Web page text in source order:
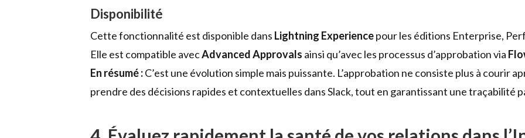
Disponibilité
Cette fonctionnalité est disponible dans Lightning Experiencepour les éditions Enterprise,
Elle est compatible avecAdvanced Approvals ainsi qu’avec les processus d’approbation via
En résumé :C’est une évolution simple mais puissante. L’approbation ne consiste plus à courir
prendre des décisions rapides et contextuelles dans Slack, tout en garantissant une traçabilité